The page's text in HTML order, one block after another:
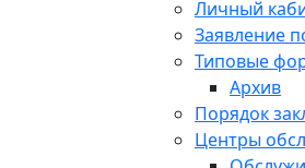
Личный
Заявление
Типовые
Архив
Порядок
Центры